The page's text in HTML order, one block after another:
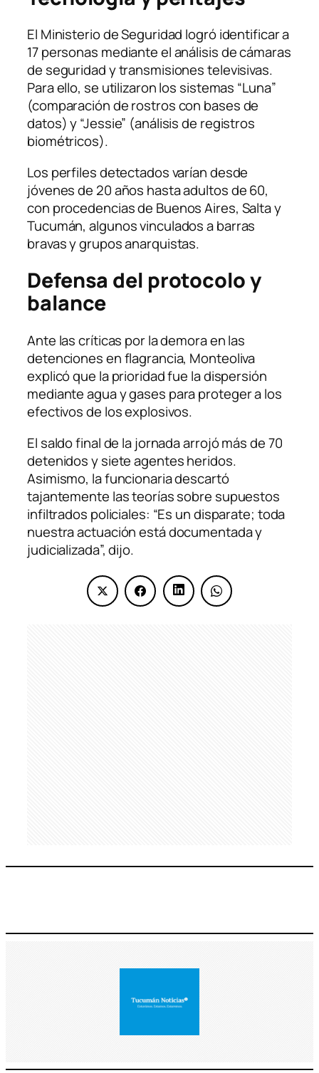
El Ministerio de Seguridad logró identificar a
17 personas mediante el análisis de cámaras
de seguridad y transmisiones televisivas.
Para ello, se utilizaron los sistemas “Luna”
(comparación de rostros con bases de
datos) y “Jessie” (análisis de registros
biométricos).
Los perfiles detectados varían desde
jóvenes de 20 años hasta adultos de 60,
con procedencias de Buenos Aires, Salta y
Tucumán, algunos vinculados a barras
bravas y grupos anarquistas.
Defensa del protocolo y
balance
Ante las críticas por la demora en las
detenciones en flagrancia, Monteoliva
explicó que la prioridad fue la dispersión
mediante agua y gases para proteger a los
efectivos de los explosivos.
El saldo final de la jornada arrojó más de 70
detenidos y siete agentes heridos.
Asimismo, la funcionaria descartó
tajantemente las teorías sobre supuestos
infiltrados policiales: “Es un disparate; toda
nuestra actuación está documentada y
judicializada”, dijo.